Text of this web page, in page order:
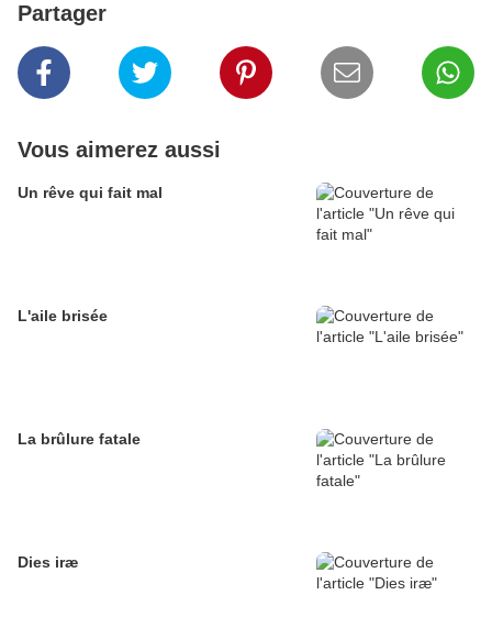
Partager
Vous aimerez aussi
Un rêve qui fait mal
L'aile brisée
La brûlure fatale
Dies iræ